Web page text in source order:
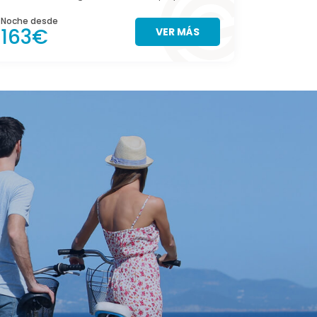
Noche desde
163€ VER MÁS